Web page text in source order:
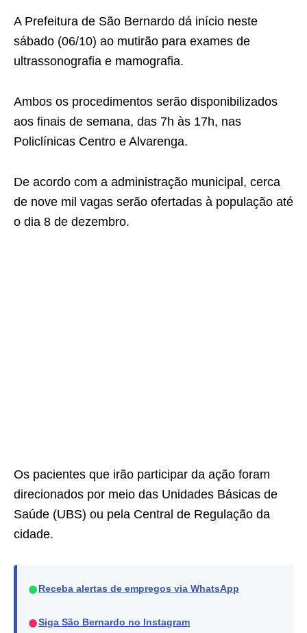
A Prefeitura de São Bernardo dá início neste
sábado (06/10) ao mutirão para exames de
ultrassonografia e mamografia.
Ambos os procedimentos serão disponibilizados
aos finais de semana, das 7h às 17h, nas
Policlínicas Centro e Alvarenga.
De acordo com a administração municipal, cerca
de nove mil vagas serão ofertadas à população até
o dia 8 de dezembro.
Os pacientes que irão participar da ação foram
direcionados por meio das Unidades Básicas de
Saúde (UBS) ou pela Central de Regulação da
cidade.
● Receba alertas de empregos via WhatsApp
●Siga São Bernardo no Instagram